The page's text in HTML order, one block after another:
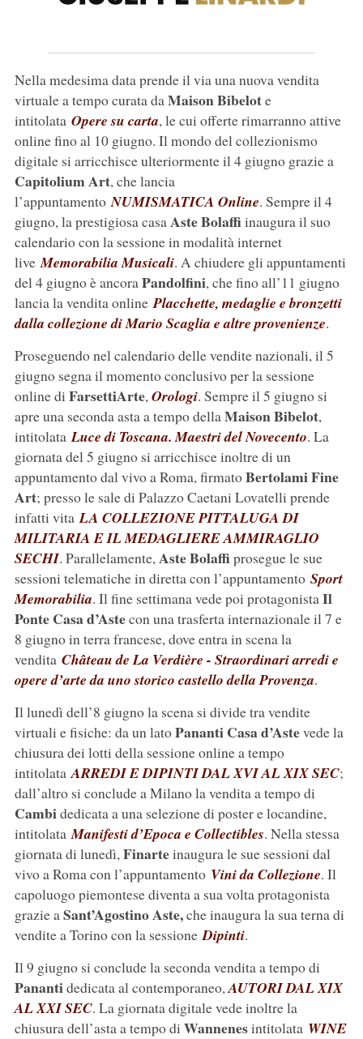
Nella medesima data prende il via una nuova vendita
virtuale a tempo curata daMaisonBibelote
intitolata Opere su carta, le cui offerte rimarranno attive
online fino al 10 giugno. Il mondo del collezionismo
digitale si arricchisce ulteriormente il 4 giugno grazie a
Capitolium Art, che lancia
l’appuntamentoNUMISMATICA Online. Sempre il 4
giugno, la prestigiosa casaAsteBolaffiinaugura il suo
calendario con la sessione in modalità internet
liveMemorabilia Musicali. A chiudere gli appuntamenti
del 4 giugno è ancoraPandolfini, che fino all’11 giugno
lancia la vendita onlinePlacchette, medaglie e bronzetti
dalla collezione di Mario Scaglia e altre provenienze.
Proseguendo nel calendario delle vendite nazionali, il 5
giugno segna il momento conclusivo per la sessione
online di FarsettiArte,Orologi. Sempre il 5 giugno si
apre una seconda asta a tempo dellaMaisonBibelot,
intitolataLuce di Toscana. Maestri del Novecento. La
giornata del 5 giugno si arricchisce inoltre di un
appuntamento dal vivo a Roma, firmatoBertolami Fine
Art; presso le sale di Palazzo Caetani Lovatelli prende
infatti vitaLA COLLEZIONE PITTALUGA DI
MILITARIA E IL MEDAGLIERE AMMIRAGLIO
SECHI. Parallelamente,AsteBolaffiprosegue le sue
sessioni telematiche in diretta con l’appuntamento Sport
Memorabilia. Il fine settimana vede poi protagonistaIl
PonteCasa d’Astecon una trasferta internazionale il 7 e
8 giugno in terra francese, dove entra in scena la
vendita Château de La Verdière - Straordinari arredi e
opere d’arte da uno storico castello della Provenza.
Il lunedì dell’8 giugno la scena si divide tra vendite
virtuali e fisiche: da un latoPananti Casa d’Astevede la
chiusura dei lotti della sessione online a tempo
intitolataARREDI E DIPINTI DAL XVI AL XIX SEC;
dall’altro si conclude a Milano la vendita a tempo di
Cambidedicata a una selezione di poster e locandine,
intitolataManifesti d’Epoca e Collectibles. Nella stessa
giornata di lunedì,Finarteinaugura le sue sessioni dal
vivo a Roma con l’appuntamento Vini da Collezione. Il
capoluogo piemontese diventa a sua volta protagonista
grazie aSant’Agostino Aste,che inaugura la sua terna di
vendite a Torino con la sessioneDipinti.
Il 9 giugno si conclude la seconda vendita a tempo di
Panantidedicata al contemporaneo,AUTORI DAL XIX
AL XXI SEC. La giornata digitale vede inoltre la
chiusura dell’asta a tempo di Wannenesintitolata WINE